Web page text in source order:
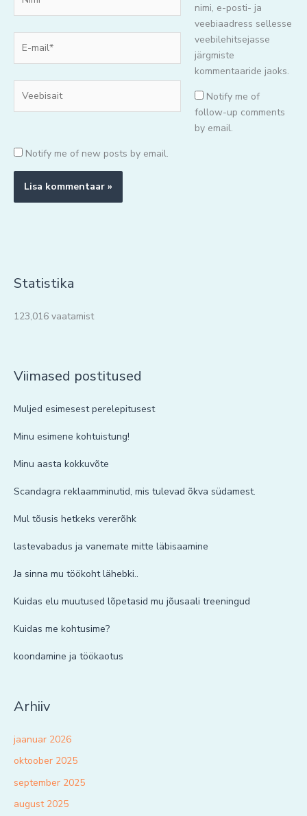
mail*
nimi, e-posti- ja
veebiaadress sellesse
veebilehitsejasse
järgmiste
kommentaaride jaoks.
Notify me of
follow-up comments
by email.
Notify me of new posts by email.
Statistika
123,016 vaatamist
Viimased postitused
Muljed esimesest perelepitusest
Minu esimene kohtuistung!
Minu aasta kokkuvõte
Scandagra reklaamminutid, mis tulevad õkva südamest.
Mul tõusis hetkeks vererõhk
lastevabadus ja vanemate mitte läbisaamine
Ja sinna mu töökoht lähebki..
Kuidas elu muutused lõpetasid mu jõusaali treeningud
Kuidas me kohtusime?
koondamine ja töökaotus
Arhiiv
jaanuar 2026
oktoober 2025
september 2025
august 2025